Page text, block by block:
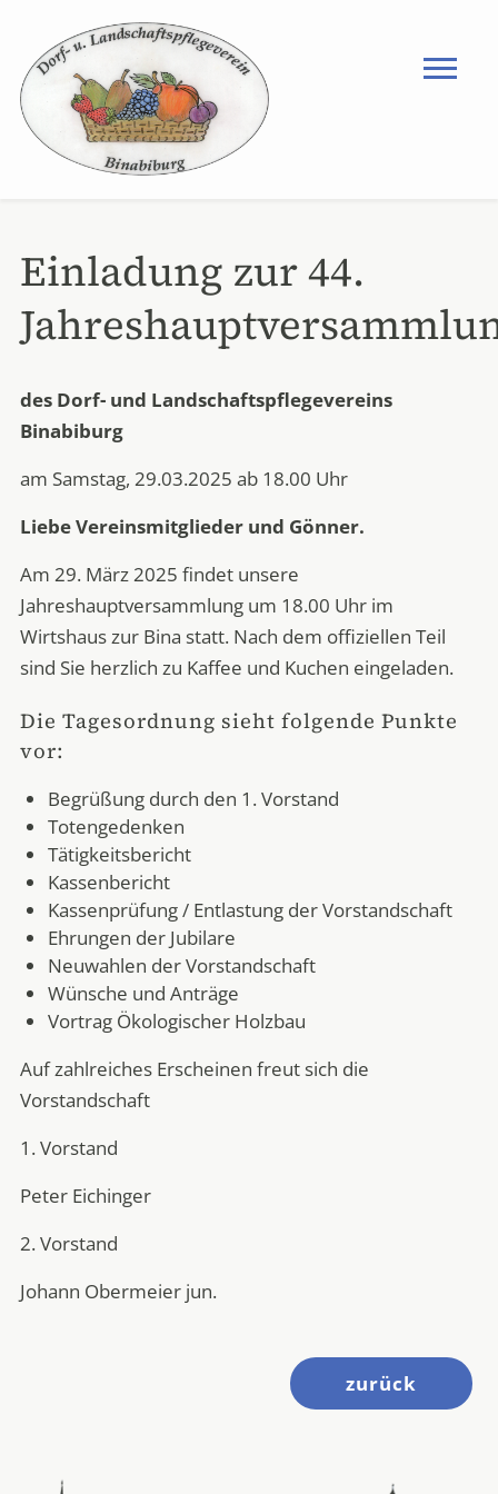
Einladung zur 44.
des Dorf- und Landschaftspflegevereins
Binabiburg
am Samstag, 29.03.2025 ab 18.00 Uhr
Liebe Vereinsmitglieder und Gönner.
Am 29. März 2025 findet unsere
Jahreshauptversammlung um 18.00 Uhr im
Wirtshaus zur Bina statt. Nach dem offiziellen Teil
sind Sie herzlich zu Kaffee und Kuchen eingeladen.
Die Tagesordnung sieht folgende Punkte
vor:
Begrüßung durch den 1. Vorstand
Totengedenken
Tätigkeitsbericht
Kassenbericht
Kassenprüfung / Entlastung der Vorstandschaft
Ehrungen der Jubilare
Neuwahlen der Vorstandschaft
Wünsche und Anträge
Vortrag Ökologischer Holzbau
Auf zahlreiches Erscheinen freut sich die
Vorstandschaft
1. Vorstand
Peter Eichinger
2. Vorstand
Johann Obermeier jun.
zurück